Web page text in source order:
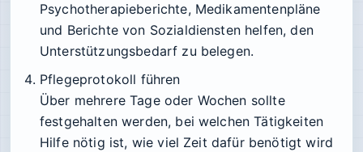
Psychotherapieberichte, Medikamentenpläne
und Berichte von Sozialdiensten helfen, den
Unterstützungsbedarf zu belegen.
Pflegeprotokoll führen
Über mehrere Tage oder Wochen sollte
festgehalten werden, bei welchen Tätigkeiten
Hilfe nötig ist, wie viel Zeit dafür benötigt wird